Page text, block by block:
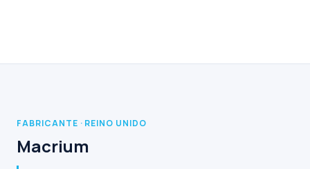
FABRICANTE · REINO UNIDO
Macrium